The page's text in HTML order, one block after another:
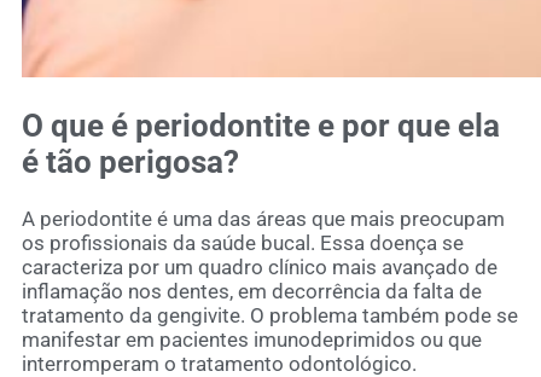
O que é periodontite e por que ela
é tão perigosa?
A periodontite é uma das áreas que mais preocupam
os profissionais da saúde bucal. Essa doença se
caracteriza por um quadro clínico mais avançado de
inflamação nos dentes, em decorrência da falta de
tratamento da gengivite. O problema também pode se
manifestar em pacientes imunodeprimidos ou que
interromperam o tratamento odontológico.